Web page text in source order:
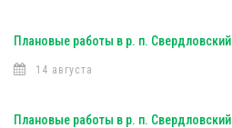
Плановые работы в р. п. Свердловский
14 августа
Плановые работы в р. п. Свердловский